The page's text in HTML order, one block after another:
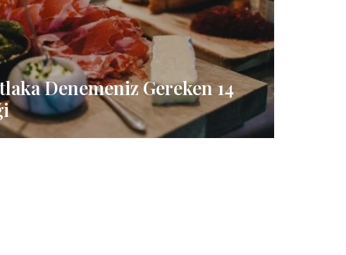
Denemeniz Gereken 14